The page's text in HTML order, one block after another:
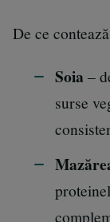
De ce
Soia–
surse